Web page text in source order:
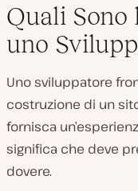
Quali Sono
uno
Uno sviluppatore
costruzione di un
fornisca
significa che deve
dovere.